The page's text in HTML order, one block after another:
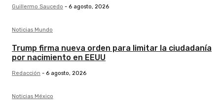
Guillermo Saucedo - 6 agosto, 2026
Noticias Mundo
Trump firma nueva orden para limitar la ciudadanía
por nacimiento en EEUU
Redacción - 6 agosto, 2026
Noticias México